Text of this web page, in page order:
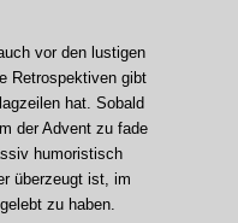
vor den lustigen
Retrospektiven gibt
hat. Sobald
der Advent zu fade
humoristisch
überzeugt ist, im
zu haben.